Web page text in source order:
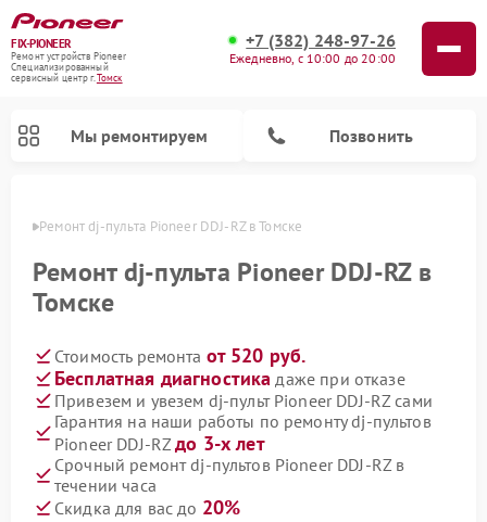
FIX-PIONEER
Ремонт устройств Pioneer
Специализированный
cервисный центр г.Томск
+7 (382) 248-97-26
Ежедневно, с 10:00 до 20:00
Мы ремонтируем Позвонить
Ремонт dj-пульта Pioneer DDJ-RZ в Томске
Ремонт dj-пульта Pioneer DDJ-RZ в
Томске
Стоимость ремонта от 520 руб.
Бесплатная диагностика даже при отказе
Привезем и увезем dj-пульт Pioneer DDJ-RZ сами
Гарантия на наши работы по ремонту dj-пультов
Pioneer DDJ-RZдо 3-х лет
Срочный ремонт dj-пультов Pioneer DDJ-RZ в
течении часа
Скидка для вас до 20%